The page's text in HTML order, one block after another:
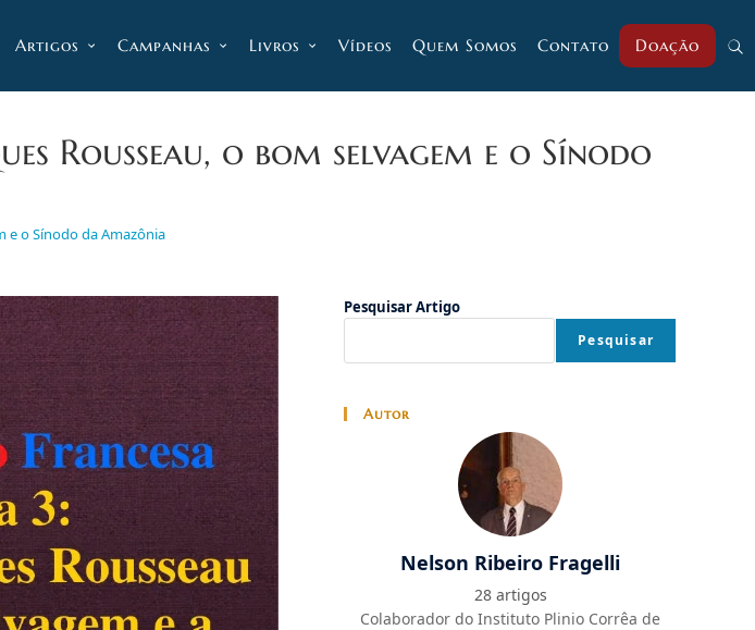
Artigos Campanhas Livros Vídeos Quem Somos Contato Doação
Rousseau, o bom selvagem e o Sínodo
e o Sínodo da Amazônia
Pesquisar Artigo
Pesquisar
Autor
Nelson Ribeiro Fragelli
28 artigos
Colaborador do Instituto Plinio Corrêa de